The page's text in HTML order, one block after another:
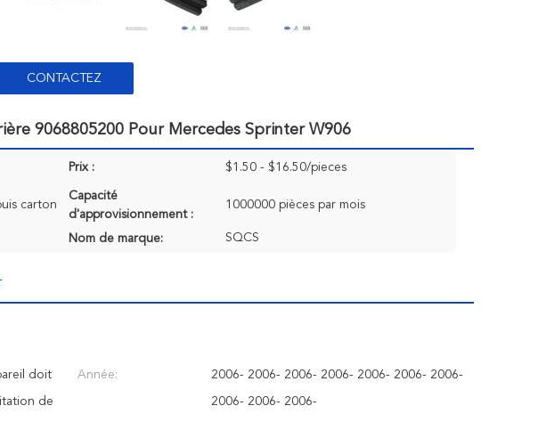
CONTACTEZ
9068805200 Pour Mercedes Sprinter W906
Prix : $1.50 - $16.50/pieces
carton
Capacité
d'approvisionnement :
1000000 pièces par mois
Nom de marque: SQCS
doit
de
Année: 2006- 2006- 2006- 2006- 2006- 2006- 2006-
2006- 2006- 2006-